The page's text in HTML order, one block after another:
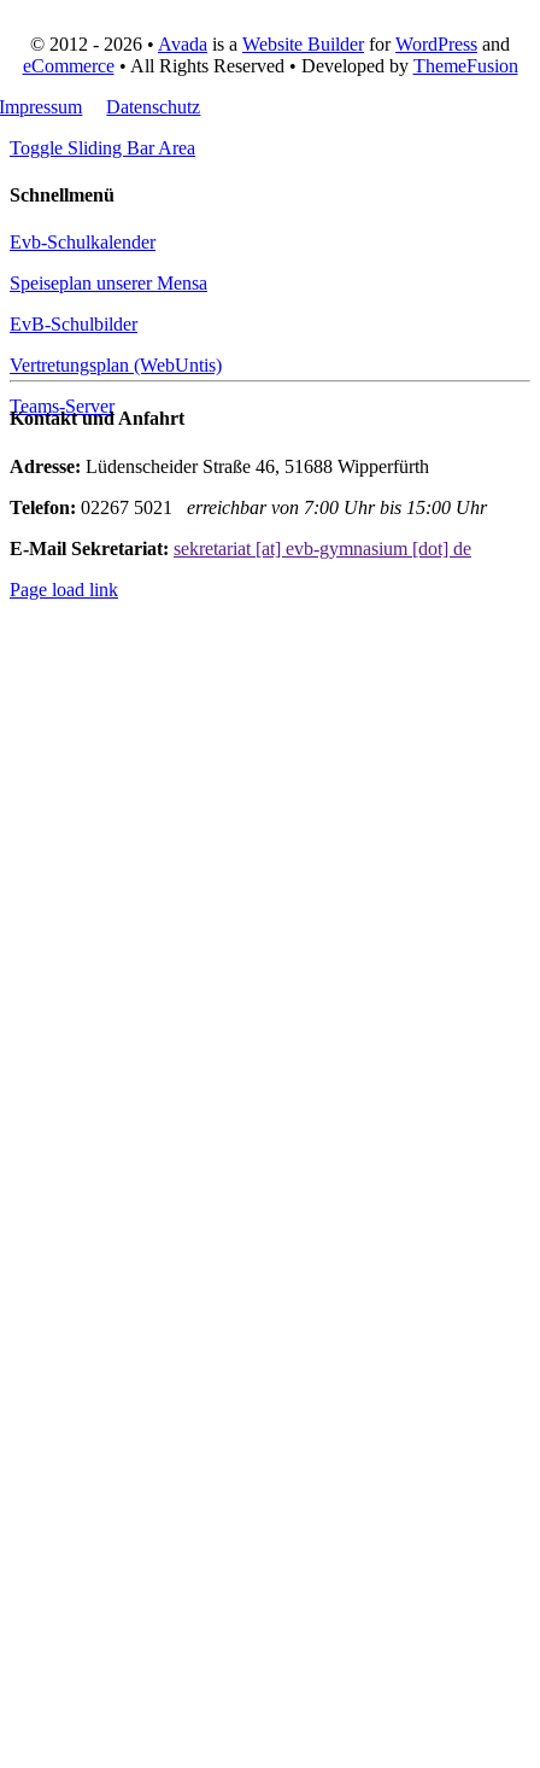
© 2012 - 2026 • Avada is a Website BuilderforWordPress and
eCommerce• All Rights Reserved • Developed by ThemeFusion
Impressum
Datenschutz
Toggle Sliding Bar Area
Schnellmenü
Evb-Schulkalender
Speiseplan unserer Mensa
EvB-Schulbilder
Vertretungsplan (WebUntis)
Teams-Server
Kontakt und Anfahrt
Adresse: Lüdenscheider Straße 46, 51688 Wipperfürth
Telefon: 02267 5021 erreichbar von 7:00 Uhr bis 15:00 Uhr
E-Mail Sekretariat: sekretariat [at] evb-gymnasium [dot] de
Page load link